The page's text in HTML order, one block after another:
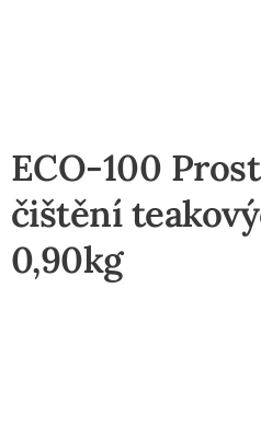
ECO-100
čištění
0,90kg